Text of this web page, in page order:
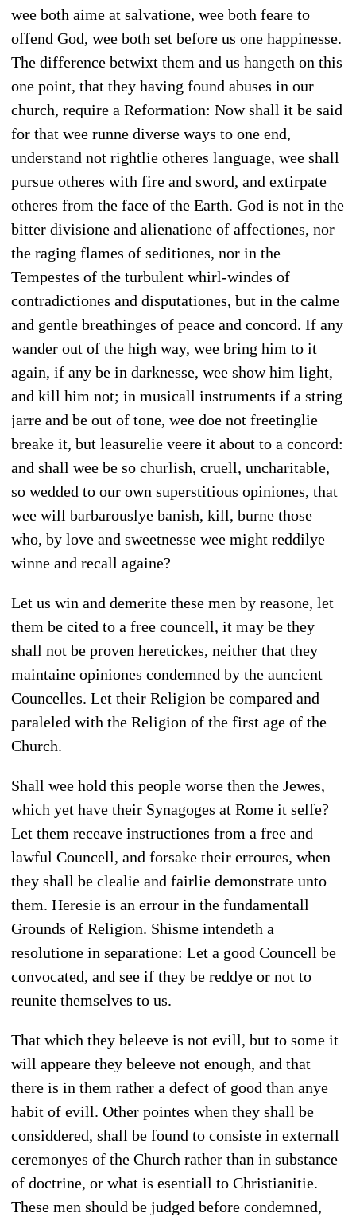
wee both aime at salvatione, wee both feare to
offend God, wee both set before us one happinesse.
The difference betwixt them and us hangeth on this
one point, that they having found abuses in our
church, require a Reformation: Now shall it be said
for that wee runne diverse ways to one end,
understand not rightlie otheres language, wee shall
pursue otheres with fire and sword, and extirpate
otheres from the face of the Earth. God is not in the
bitter divisione and alienatione of affectiones, nor
the raging flames of seditiones, nor in the
Tempestes of the turbulent whirl-windes of
contradictiones and disputationes, but in the calme
and gentle breathinges of peace and concord. If any
wander out of the high way, wee bring him to it
again, if any be in darknesse, wee show him light,
and kill him not; in musicall instruments if a string
jarre and be out of tone, wee doe not freetinglie
breake it, but leasurelie veere it about to a concord:
and shall wee be so churlish, cruell, uncharitable,
so wedded to our own superstitious opiniones, that
wee will barbarouslye banish, kill, burne those
who, by love and sweetnesse wee might reddilye
winne and recall againe?
Let us win and demerite these men by reasone, let
them be cited to a free councell, it may be they
shall not be proven heretickes, neither that they
maintaine opiniones condemned by the auncient
Councelles. Let their Religion be compared and
paraleled with the Religion of the first age of the
Church.
Shall wee hold this people worse then the Jewes,
which yet have their Synagoges at Rome it selfe?
Let them receave instructiones from a free and
lawful Councell, and forsake their erroures, when
they shall be clealie and fairlie demonstrate unto
them. Heresie is an errour in the fundamentall
Grounds of Religion. Shisme intendeth a
resolutione in separatione: Let a good Councell be
convocated, and see if they be reddye or not to
reunite themselves to us.
That which they beleeve is not evill, but to some it
will appeare they beleeve not enough, and that
there is in them rather a defect of good than anye
habit of evill. Other pointes when they shall be
considdered, shall be found to consiste in externall
ceremonyes of the Church rather than in substance
of doctrine, or what is esentiall to Christianitie.
These men should be judged before condemned,